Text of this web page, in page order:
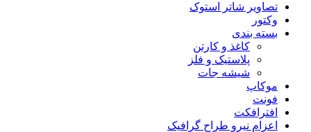
تصاویر شاتر استوک
وکتور
بسته بندی
کاغذ و کارتن
پلاستیک و فلز
شیشه جات
موکاپ
فونت
افترافکت
اعزام نیرو طراح گرافیک